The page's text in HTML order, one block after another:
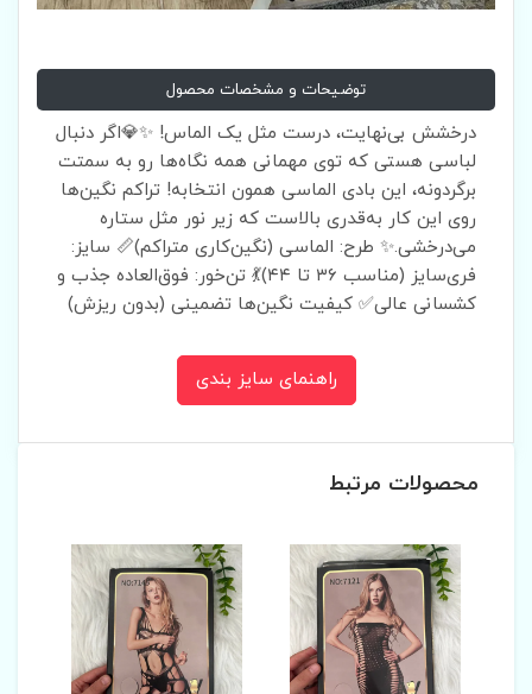
توضیحات و مشخصات محصول
درخشش بی‌نهایت، درست مثل یک الماس! ✨💎اگر دنبال
لباسی هستی که توی مهمانی همه نگاه‌ها رو به سمتت
برگردونه، این بادی الماسی همون انتخابه! تراکم نگین‌ها
روی این کار به‌قدری بالاست که زیر نور مثل ستاره
می‌درخشی.✨ طرح: الماسی (نگین‌کاری متراکم)📏 سایز:
فری‌سایز (مناسب ۳۶ تا ۴۴)💃 تن‌خور: فوق‌العاده جذب و
کشسانی عالی✅ کیفیت نگین‌ها تضمینی (بدون ریزش)
راهنمای سایز بندی
محصولات مرتبط